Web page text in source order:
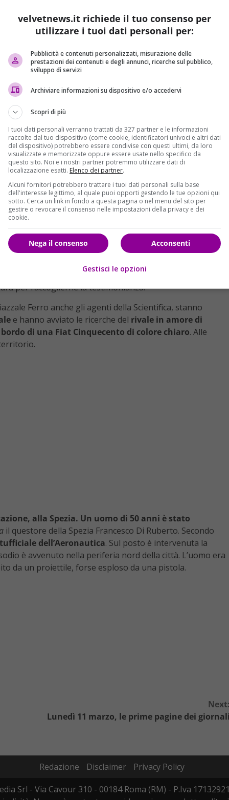
ex moglie avrebbe intrapreso con la vittima, Enzo
vittima, con la compagna e il figlio di lei, è stata
. D’Aprile poi è stato investito e raggiunto da 3 colpi di
ai carabinieri: si è presentato lui stesso in caserma
dove è in corso l’interrogatorio. Secondo una
una ragazza e un ragazzo, quando è stato investito da
la pistola con la quale ha esploso un colpo contro
che è avvenuto oggi in Piazzale Ferro, intorno
titolare della Trattoria Il Centro, di Cadimare, è stato
testimonianze
insieme al figlio. Sia lei che il ragazzo hanno
per raccoglierne la testimonianza.
Ferro anche gli agenti della Scientifica, stanno
e hanno avviato le ricerche del rivale in amore di
di una Fiat Cinquecento di colore chiaro. Alle
alla Spezia. Un uomo di 50 anni è stato
il questore della Spezia Francesco Di Ruberto. Secondo
dell’Aeronautica. Sul posto è intervenuta la
è avvenuto nella periferia nord della città. L’uomo era
da un proiettile, forse esploso da una pistola.
Lunedì 11 marzo, le prime pagine dei
Redazione Disclaimer
Privacy Policy
Srl - Via Cavour 310 - 00184 Roma (RM) - P.Iva
velvetnews.it richiede il tuo consenso per
utilizzare i tuoi dati personali per:
Pubblicità e contenuti personalizzati, misurazione delle
prestazioni dei contenuti e degli annunci, ricerche sul pubblico,
sviluppo di servizi
Archiviare informazioni su dispositivo e/o accedervi
Scopri di più
I tuoi dati personali verranno trattati da 327 partner e le informazioni
raccolte dal tuo dispositivo (come cookie, identificatori univoci e altri dati
del dispositivo) potrebbero essere condivise con questi ultimi, da loro
visualizzate e memorizzate oppure essere usate nello specifico da
questo sito. Noi e i nostri partner potremmo utilizzare dati di
localizzazione esatti. Elenco dei partner.
Alcuni fornitori potrebbero trattare i tuoi dati personali sulla base
dell'interesse legittimo, al quale puoi opporti gestendo le tue opzioni qui
sotto. Cerca un link in fondo a questa pagina o nel menu del sito per
gestire o revocare il consenso nelle impostazioni della privacy e dei
cookie.
Acconsenti
Nega il consenso
Gestisci le opzioni